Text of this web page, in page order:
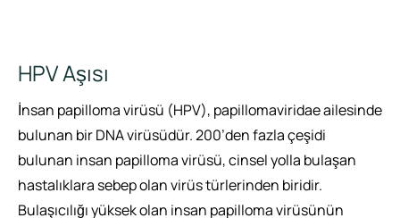
HPV Aşısı
İnsan papilloma virüsü (HPV), papillomaviridae ailesinde
bulunan bir DNA virüsüdür. 200’den fazla çeşidi
bulunan insan papilloma virüsü, cinsel yolla bulaşan
hastalıklara sebep olan virüs türlerinden biridir.
Bulaşıcılığı yüksek olan insan papilloma virüsünün